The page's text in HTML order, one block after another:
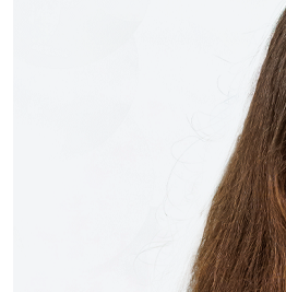
Рынок оборудования для ЦОД: